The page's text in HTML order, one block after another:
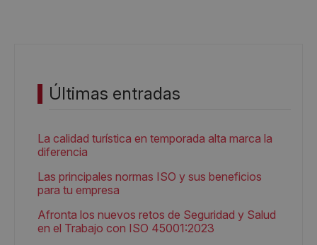
Últimas entradas
La calidad turística en temporada alta marca la
diferencia
Las principales normas ISO y sus beneficios
para tu empresa
Afronta los nuevos retos de Seguridad y Salud
en el Trabajo con ISO 45001:2023